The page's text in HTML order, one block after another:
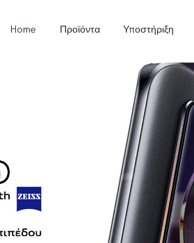
Home Προϊόντα Υποστήριξη
V23 5G Y35